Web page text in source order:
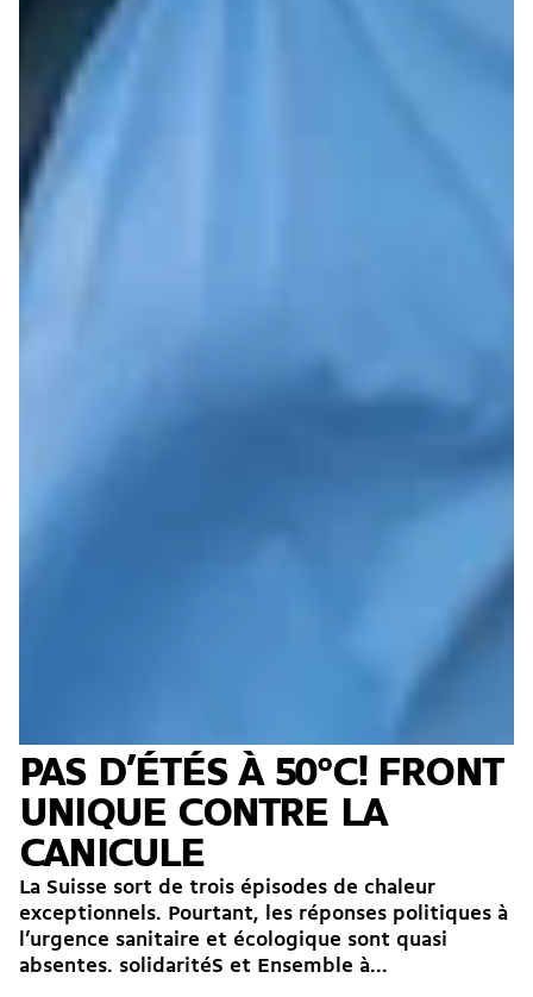
PAS D’ÉTÉS À 50°C! FRONT
UNIQUE CONTRE LA
CANICULE
La Suisse sort de trois épisodes de chaleur
exceptionnels. Pourtant, les réponses politiques à
l’urgence sanitaire et écologique sont quasi
absentes. solidaritéS et Ensemble à...